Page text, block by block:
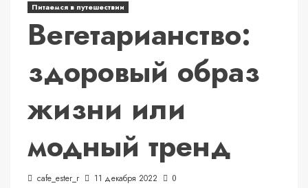
Питаемся в путешествии
Вегетарианство:
здоровый образ
жизни или
модный тренд
cafe_ester_r 11 декабря 2022 0